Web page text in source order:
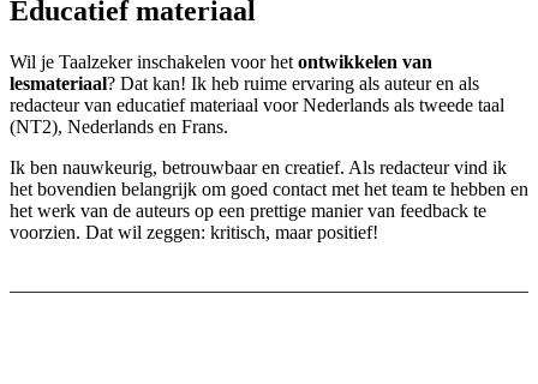
Educatief materiaal
Wil je Taalzeker inschakelen voor het ontwikkelen van
lesmateriaal? Dat kan! Ik heb ruime ervaring als auteur en als
redacteur van educatief materiaal voor Nederlands als tweede taal
(NT2), Nederlands en Frans.
Ik ben nauwkeurig, betrouwbaar en creatief. Als redacteur vind ik
het bovendien belangrijk om goed contact met het team te hebben en
het werk van de auteurs op een prettige manier van feedback te
voorzien. Dat wil zeggen: kritisch, maar positief!